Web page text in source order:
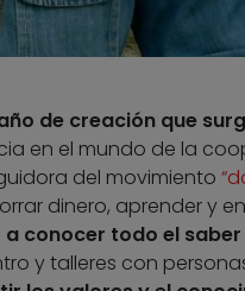
de creación que
en el mundo de la
del movimiento
dinero, aprender y
a conocer todo el
y talleres con